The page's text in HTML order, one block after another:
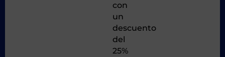
con
un
descuento
del
25%